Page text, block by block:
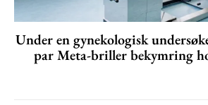
Under en gynekologisk
par Meta-briller bekymring